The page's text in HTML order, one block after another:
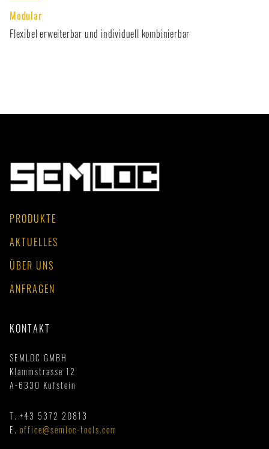
Modular
Flexibel erweiterbar und individuell kombinierbar
PRODUKTE
AKTUELLES
ÜBER UNS
ANFRAGEN
KONTAKT
SEMLOC GMBH
Klammstrasse 12
A-6330 Kufstein
T. +43 5372 20813
E. office@semloc-tools.com